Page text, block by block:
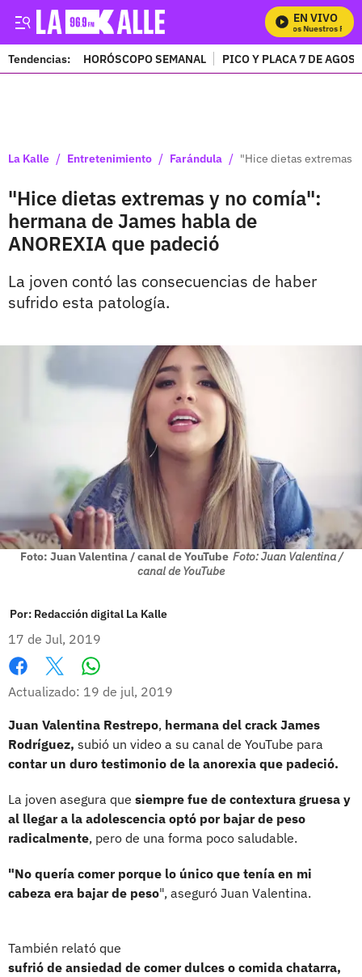
EN VIVO
Mira Todos Nuestros
Tendencias: HORÓSCOPO SEMANAL PICO Y PLACA 7 DE
La Kalle / Entretenimiento / Farándula / "Hice dietas extremas
"Hice dietas extremas y no comía":
hermana de James habla de
ANOREXIA que padeció
La joven contó las consecuencias de haber
sufrido esta patología.
Foto: Juan Valentina / canal de YouTube Foto: Juan Valentina /
canal de YouTube
Por: Redacción digital La Kalle
17 de Jul, 2019
Facebook
X
Actualizado: 19 de jul, 2019
Juan Valentina Restrepo, hermana del crack James
Rodríguez, subió un video a su canal de YouTube para
contar un duro testimonio de la anorexia que padeció.
La joven asegura que siempre fue de contextura gruesa y
al llegar a la adolescencia optó por bajar de peso
radicalmente, pero de una forma poco saludable.
"No quería comer porque lo único que tenía en mi
cabeza era bajar de peso", aseguró Juan Valentina.
También relató que
sufrió de ansiedad de comer dulces o comida chatarra,